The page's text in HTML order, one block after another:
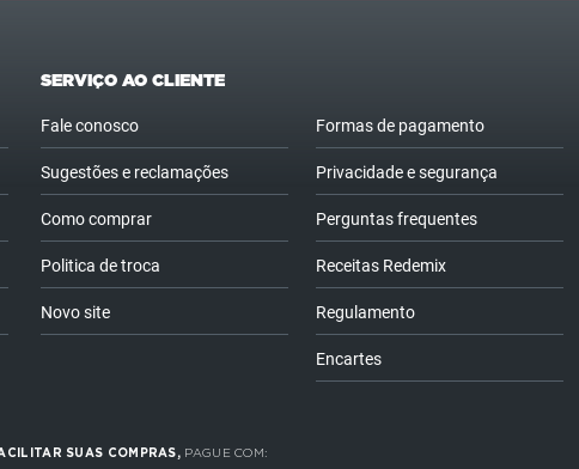
SERVIÇO AO CLIENTE
Fale conosco
Sugestões e reclamações
Como comprar
Politica de troca
Novo site
Formas de pagamento
Privacidade e segurança
Perguntas frequentes
Receitas Redemix
Regulamento
Encartes
SUAS COMPRAS, PAGUE COM: